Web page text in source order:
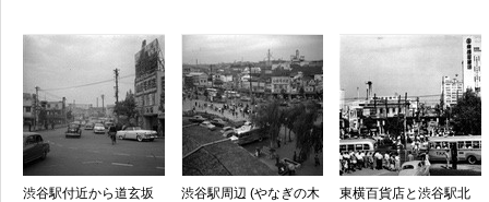
渋谷駅付近から道玄坂
渋谷駅周辺 (やなぎの木
東横百貨店と渋谷駅北